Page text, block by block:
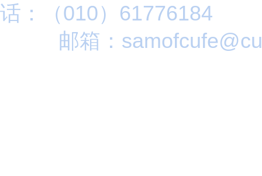
话：（010）61776184
邮箱：